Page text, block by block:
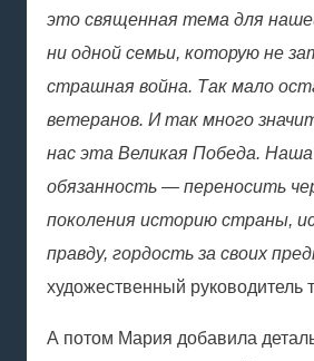
это священная тема для
ни одной семьи, которую не
страшная война. Так мало
ветеранов. И так много
нас эта Великая Победа.
обязанность — переносить
поколения историю страны,
правду, гордость за своих
художественный руководитель
А потом Мария добавила